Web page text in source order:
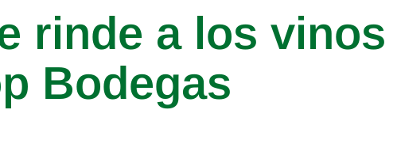
rinde a los vinos
Bodegas